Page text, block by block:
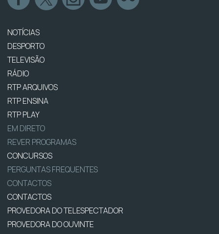
NOTÍCIAS
DESPORTO
TELEVISÃO
RÁDIO
RTP ARQUIVOS
RTP ENSINA
RTP PLAY
EM DIRETO
REVER PROGRAMAS
CONCURSOS
PERGUNTAS FREQUENTES
CONTACTOS
CONTACTOS
PROVEDORA DO TELESPECTADOR
PROVEDORA DO OUVINTE